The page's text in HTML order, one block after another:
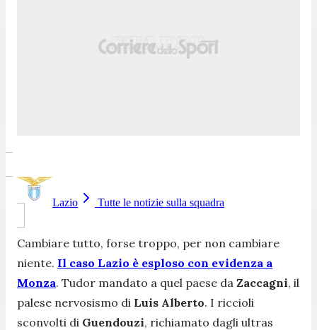
Lazio Tutte le notizie sulla squadra
Cambiare tutto, forse troppo, per non cambiare
niente. Il caso Lazio è esploso con evidenza a
Monza. Tudor mandato a quel paese da Zaccagni, il
palese nervosismo di Luis Alberto. I riccioli
sconvolti di Guendouzi, richiamato dagli ultras